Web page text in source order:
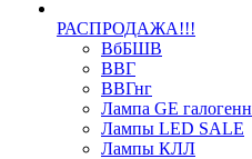
РАСПРОДАЖА!!!
ВбБШВ
ВВГ
ВВГнг
Лампа GE галогенн
Лампы LED SALE
Лампы КЛЛ